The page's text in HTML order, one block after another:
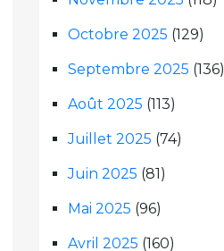
Octobre 2025 (129)
Septembre 2025 (136)
Août 2025 (113)
Juillet 2025 (74)
Juin 2025 (81)
Mai 2025 (96)
Avril 2025 (160)